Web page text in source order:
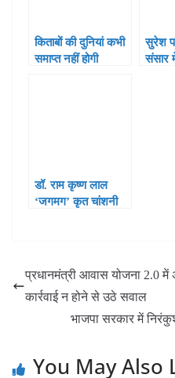
किताबों की दुनियां कभी
समाप्त नहीं होगी
सुरेश
संसार
डॉ. राम कृष्ण लाल
‘जगमग’ कृत चांशनी
प्रधानमंत्री आवास योजना 2.0
कार्रवाई न होने से उठे सवाल
भाजपा सरकार में
You May Also